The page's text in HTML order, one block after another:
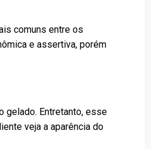
comuns entre os
e assertiva, porém
gelado. Entretanto, esse
veja a aparência do